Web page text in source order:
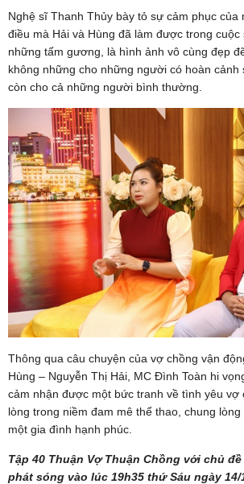
Nghệ sĩ Thanh Thủy bày tỏ sự cảm phục
điều mà Hải và Hùng đã làm được trong cuộc
những tấm gương, là hình ảnh vô cùng đẹp
không những cho những người có hoàn cảnh
còn cho cả những người bình thường.
Thông qua câu chuyện của vợ chồng vận
Hùng – Nguyễn Thị Hải, MC Đình Toàn hi
cảm nhận được một bức tranh về tình yêu vợ
lòng trong niềm đam mê thể thao, chung
một gia đình hạnh phúc.
Tập 40 Thuận Vợ Thuận Chồng với chủ
phát sóng vào lúc 19h35 thứ Sáu ngày 14/